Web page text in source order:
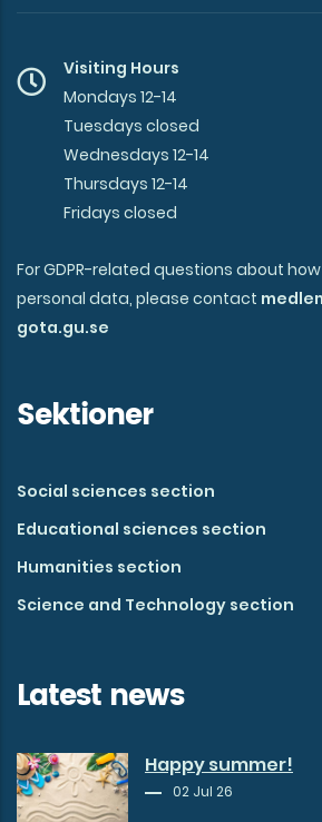
Visiting Hours
Mondays 12-14
Tuesdays closed
Wednesdays 12-14
Thursdays 12-14
Fridays closed
For GDPR-related questions about
personal data, please contact
gota.gu.se
Sektioner
Social sciences section
Educational sciences section
Humanities section
Science and Technology section
Latest news
Happy summer!
02 Jul 26